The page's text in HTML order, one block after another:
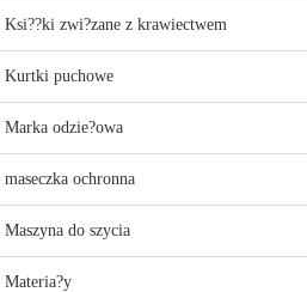
Ksi??ki zwi?zane z krawiectwem
Kurtki puchowe
Marka odzie?owa
maseczka ochronna
Maszyna do szycia
Materia?y